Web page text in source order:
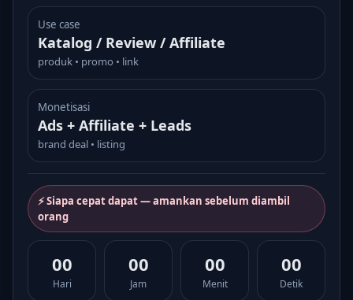
Use case
Katalog / Review / Affiliate
produk • promo • link
Monetisasi
Ads + Affiliate + Leads
brand deal • listing
⚡ Siapa cepat dapat — amankan sebelum diambil
orang
00
Hari
00
Jam
00
Menit
00
Detik